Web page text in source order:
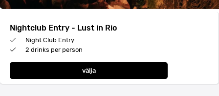
Nightclub Entry - Lust in Rio
Night Club Entry
2 drinks per person
välja